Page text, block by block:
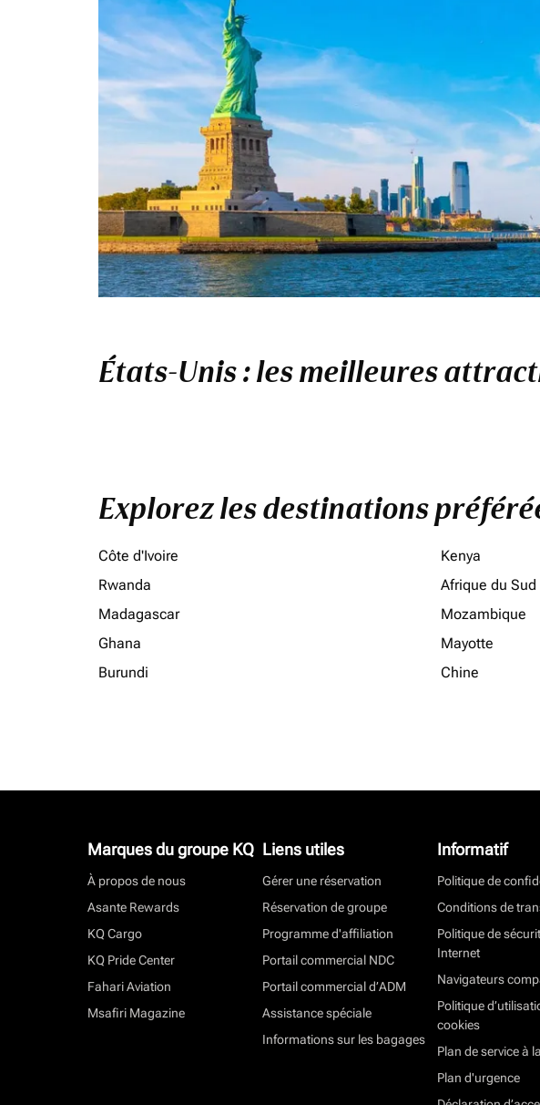
États-Unis : les meilleures
Explorez les destinations
Côte d'Ivoire Kenya
Rwanda
Afrique du Sud
Madagascar
Mozambique
Ghana
Mayotte
Burundi
Chine
Marques du groupe KQ
À propos de nous
Asante Rewards
KQ Cargo
KQ Pride Center
Fahari Aviation
Msafiri Magazine
Liens utiles
Gérer une réservation
Réservation de groupe
Programme d'affiliation
Portail commercial NDC
Portail commercial d’ADM
Assistance spéciale
Informations sur les bagages
Informatif
Politique de
Conditions de
Politique de
Internet
Navigateurs
Politique
cookies
Plan de service à
Plan d'urgence